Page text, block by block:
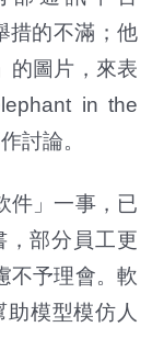
措的不滿；他
的圖片，來表
in the
討論。
件」一事，已
部分員工更
不予理會。軟
模型模仿人